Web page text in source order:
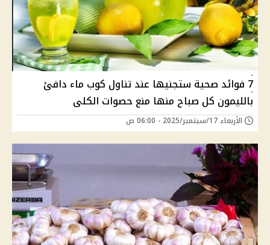
7 فوائد صحية ستجنيها عند تناول كوب ماء دافئ
بالليمون كل صباح منها منع حصوات الكلى
الأربعاء 17/سبتمبر/2025 - 06:00 ص